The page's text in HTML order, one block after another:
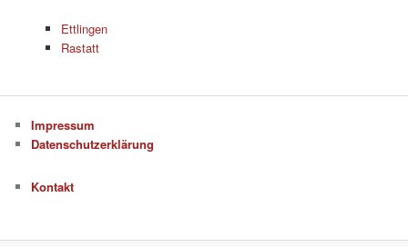
Ettlingen
Rastatt
Impressum
Datenschutzerklärung
Kontakt